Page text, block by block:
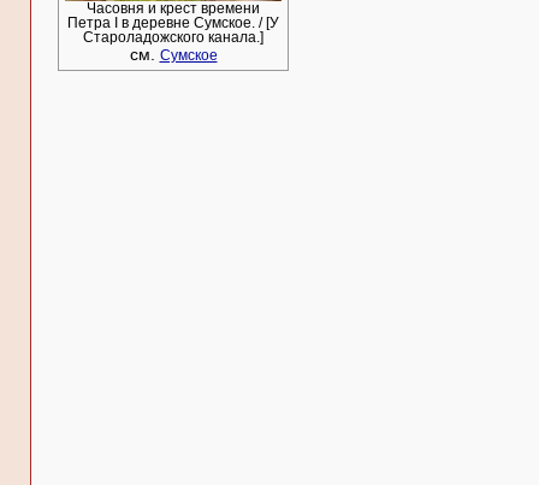
Часовня и крест времени
Петра I в деревне Сумское. / [У
Староладожского канала.]
см. Сумское